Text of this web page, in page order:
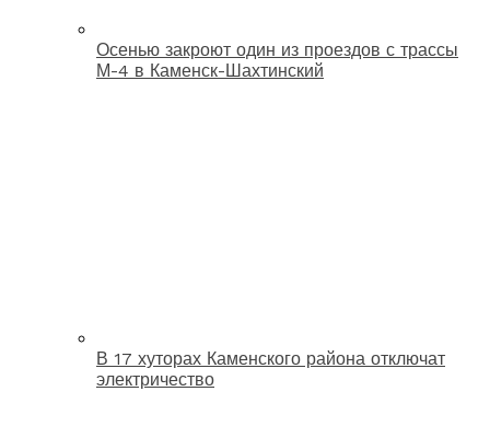
Осенью закроют один из проездов с трассы
М-4 в Каменск-Шахтинский
В 17 хуторах Каменского района отключат
электричество